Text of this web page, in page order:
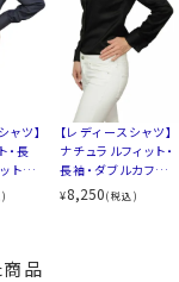
40cm
52cm(肩
でご了承
ャツ】
・長
ン・
ボタ
製
【レディースシャツ】
ナチュラルフィット・
長袖・ダブルカフス・
ワイドカラー
¥8,250(税込)
品